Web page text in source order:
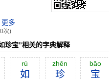
更多
次)
珍宝”相关的字典解释
rú
如
zhēn
珍
băo
宝